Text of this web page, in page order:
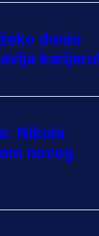
donio
Nikola
novog